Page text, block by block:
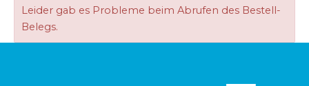
Leider gab es Probleme beim Abrufen des Bestell-
Belegs.